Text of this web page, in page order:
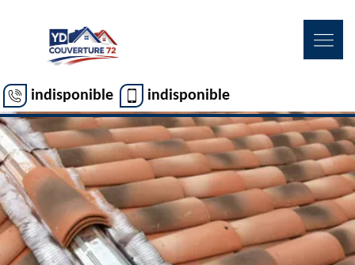
indisponible indisponible